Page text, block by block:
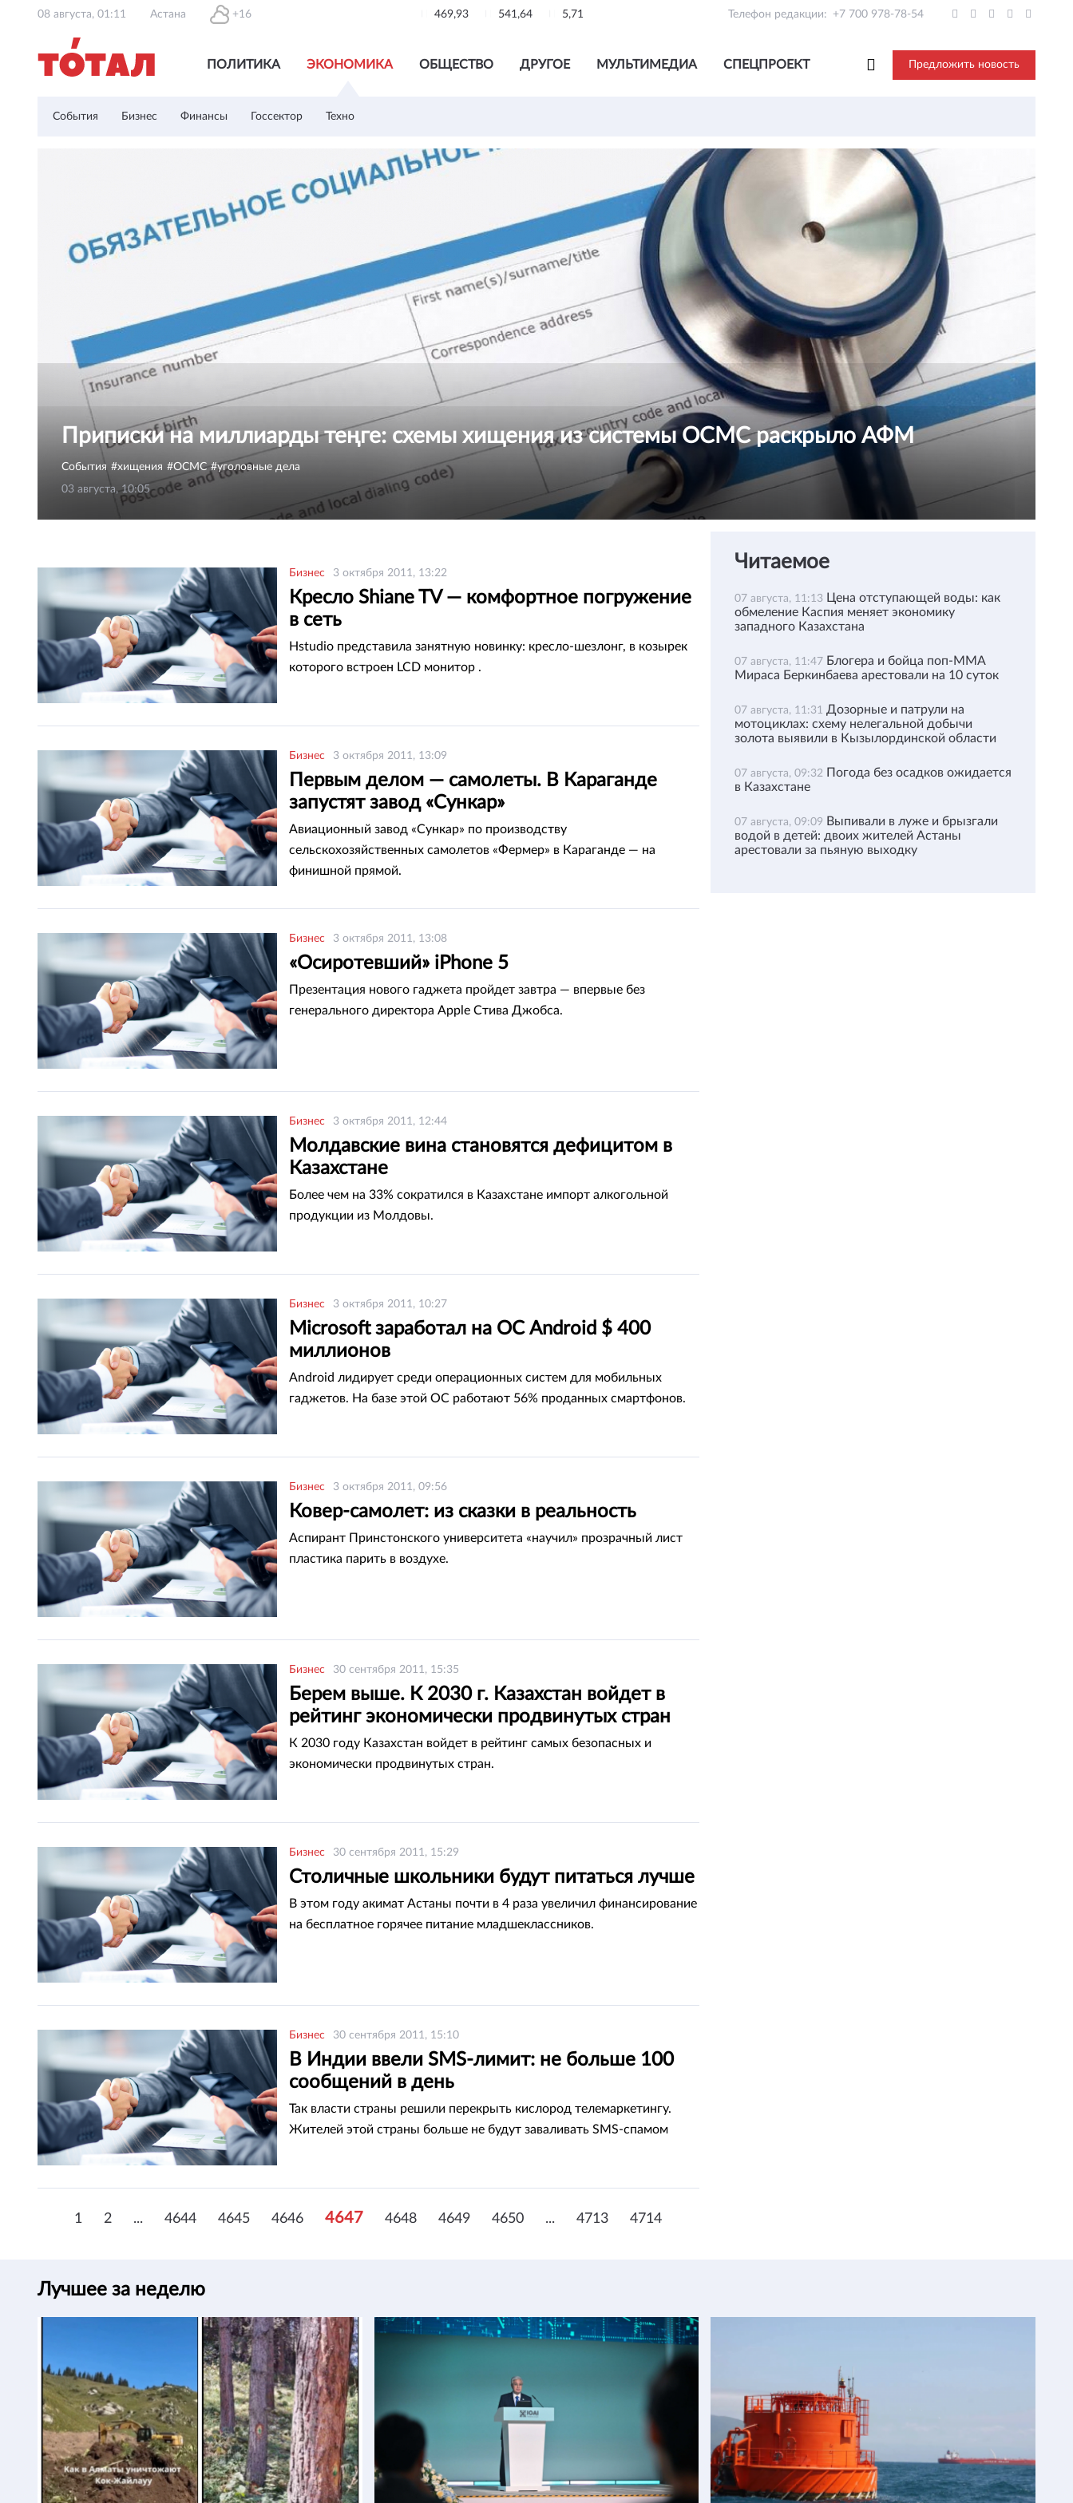
08 августа, 01:11 Астана +16 469,93 541,64 5,71 Телефон редакции: +7 700 978-78-54
ПОЛИТИКА ЭКОНОМИКА ОБЩЕСТВО ДРУГОЕ МУЛЬТИМЕДИА СПЕЦПРОЕКТ Предложить новость
События Бизнес Финансы Госсектор Техно
Приписки на миллиарды теңге: схемы хищения из системы ОСМС раскрыло АФМ
События хищения ОСМС
уголовные дела
03 августа, 10:05
Бизнес 3 октября 2011, 13:22
Кресло Shiane TV — комфортное погружение
в сеть
Hstudio представила занятную новинку: кресло-шезлонг, в козырек
которого встроен LCD монитор .
Бизнес 3 октября 2011, 13:09
Первым делом — самолеты. В Караганде
запустят завод «Сункар»
Авиационный завод «Сункар» по производству
сельскохозяйственных самолетов «Фермер» в Караганде — на
финишной прямой.
Бизнес 3 октября 2011, 13:08
«Осиротевший» iPhone 5
Презентация нового гаджета пройдет завтра — впервые без
генерального директора Applе Стива Джобса.
Бизнес 3 октября 2011, 12:44
Молдавские вина становятся дефицитом в
Казахстане
Более чем на 33% сократился в Казахстане импорт алкогольной
продукции из Молдовы.
Бизнес 3 октября 2011, 10:27
Microsoft заработал на ОС Android $ 400
миллионов
Android лидирует среди операционных систем для мобильных
гаджетов. На базе этой ОС работают 56% проданных смартфонов.
Бизнес 3 октября 2011, 09:56
Ковер-самолет: из сказки в реальность
Аспирант Принстонского университета «научил» прозрачный лист
пластика парить в воздухе.
Бизнес 30 сентября 2011, 15:35
Берем выше. К 2030 г. Казахстан войдет в
рейтинг экономически продвинутых стран
К 2030 году Казахстан войдет в рейтинг самых безопасных и
экономически продвинутых стран.
Бизнес 30 сентября 2011, 15:29
Столичные школьники будут питаться лучше
В этом году акимат Астаны почти в 4 раза увеличил финансирование
на бесплатное горячее питание младшеклассников.
Бизнес 30 сентября 2011, 15:10
В Индии ввели SMS-лимит: не больше 100
сообщений в день
Так власти страны решили перекрыть кислород телемаркетингу.
Жителей этой страны больше не будут заваливать SMS-спамом
1 2 ... 4644 4645 4646 4647 4648 4649 4650 ... 4713 4714
Читаемое
07 августа, 11:13 Цена отступающей воды: как
обмеление Каспия меняет экономику
западного Казахстана
07 августа, 11:47 Блогера и бойца поп-ММА
Мираса Беркинбаева арестовали на 10 суток
07 августа, 11:31 Дозорные и патрули на
мотоциклах: схему нелегальной добычи
золота выявили в Кызылординской области
07 августа, 09:32 Погода без осадков ожидается
в Казахстане
07 августа, 09:09 Выпивали в луже и брызгали
водой в детей: двоих жителей Астаны
арестовали за пьяную выходку
Лучшее за неделю